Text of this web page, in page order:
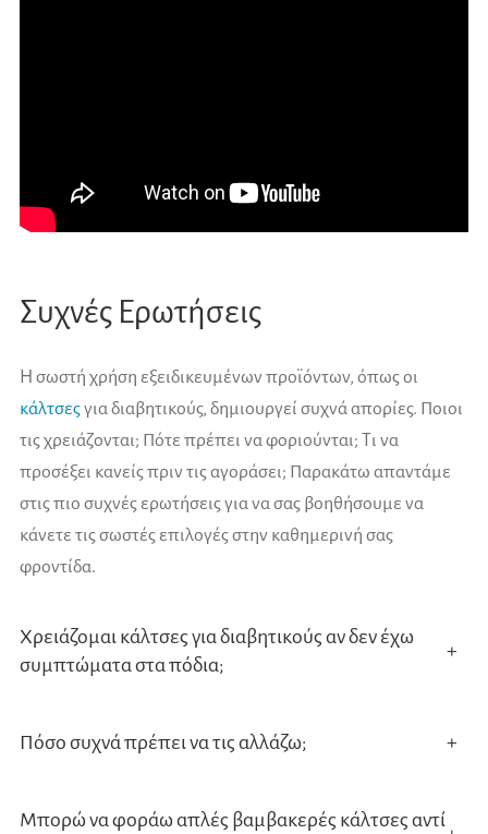
Συχνές Ερωτήσεις
Η σωστή χρήση εξειδικευμένων προϊόντων, όπως οι
κάλτσεςγια διαβητικούς, δημιουργεί συχνά απορίες. Ποιοι
τις χρειάζονται; Πότε πρέπει να φοριούνται; Τι να
προσέξει κανείς πριν τις αγοράσει; Παρακάτω απαντάμε
στις πιο συχνές ερωτήσεις για να σας βοηθήσουμε να
κάνετε τις σωστές επιλογές στην καθημερινή σας
φροντίδα.
Χρειάζομαι κάλτσες για διαβητικούς αν δεν έχω
συμπτώματα στα πόδια;
+
είναι το κλειδί για να αποφύγεις προβλήματα πριν
Πόσο συχνά πρέπει να τις αλλάζω; +
ίσως χρειαστεί αλλαγή και μέσα στη μέρα. Η
Μπορώ να φοράω απλές βαμβακερές κάλτσες αντί